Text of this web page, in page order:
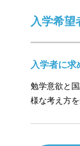
入学希望
入学者に求
勉学意欲と
様な考え方